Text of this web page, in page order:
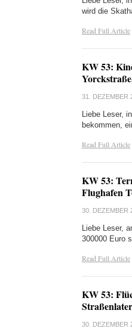
wird die
Read Full Article
KW 53:
31. DEZEMBER
Liebe Leser,
bekommen,
Read Full Article
KW 53:
Flughafen
30. DEZEMBER
Liebe Leser,
300000 Euro
Read Full Article
KW 53:
30. DEZEMBER